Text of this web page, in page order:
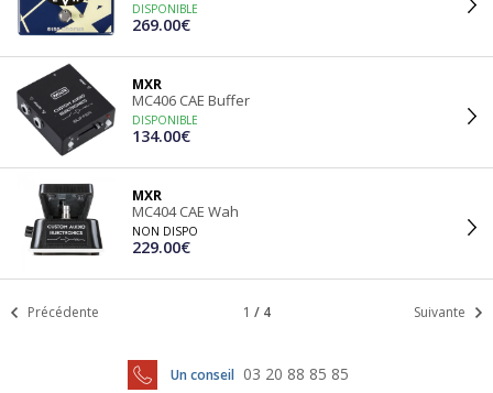
DISPONIBLE
269.00€
MXR
MC406 CAE Buffer
DISPONIBLE
134.00€
MXR
MC404 CAE Wah
NON DISPO
229.00€
Précédente 1 / 4 Suivante
Un conseil 03 20 88 85 85